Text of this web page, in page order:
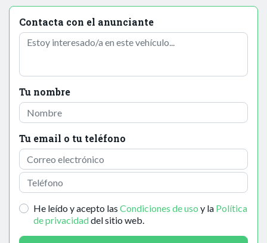
Contacta con el anunciante
Tu nombre
Tu email o tu teléfono
He leído y acepto las Condiciones de uso y la Política
de privacidaddel sitio web.